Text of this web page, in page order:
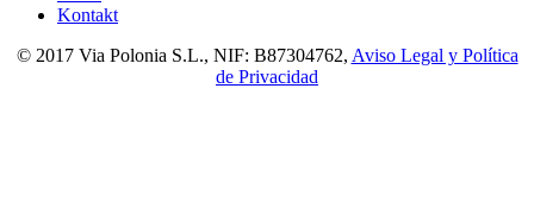
Kontakt
© 2017 Via Polonia S.L., NIF: B87304762, Aviso Legal y Política
de Privacidad